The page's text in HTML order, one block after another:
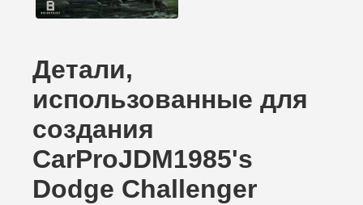
Детали,
использованные для
создания
CarProJDM1985's
Dodge Challenger